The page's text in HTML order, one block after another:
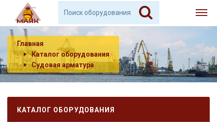
Главная
Каталог оборудования
Судовая арматура
КАТАЛОГ ОБОРУДОВАНИЯ